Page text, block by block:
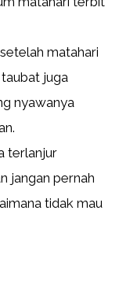
matahari
juga
nyawanya
terlanjur
jangan pernah
tidak mau